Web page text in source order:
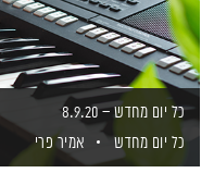
כל יום מחדש – 8.9.20
כל יום מחדש
אמיר פרי